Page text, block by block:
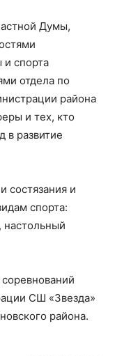
Думы,
и спорта
отдела по
района
и тех, кто
в развитие
состязания и
спорта:
СШ «Звезда»
района.